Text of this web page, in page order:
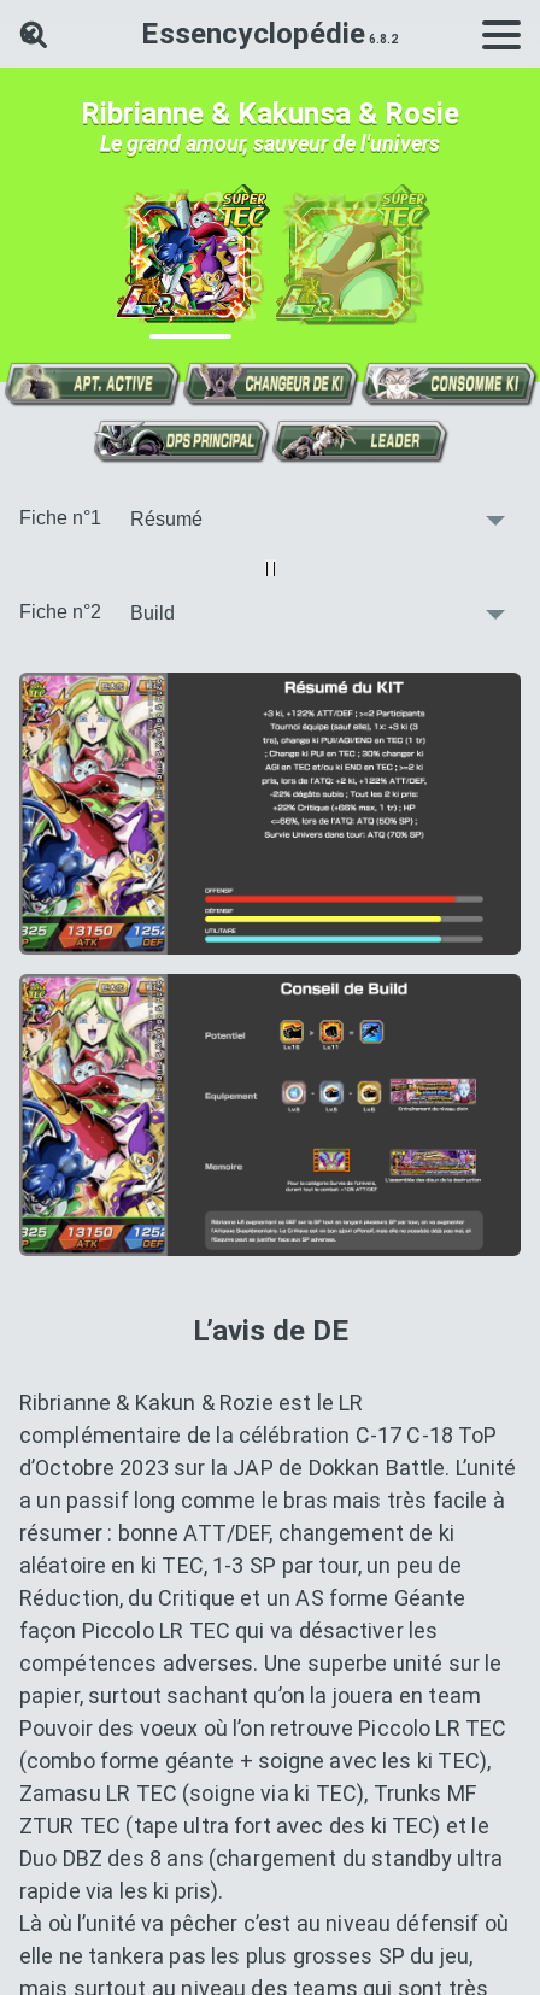
Essencyclopédie
Rechercher une carte Dokkan
Ribrianne & Kakunsa & Rosie
Le grand amour, sauveur de l'univers
Fiche n°1
Vue alternative
Fiche n°2
L’avis de DE
Ribrianne & Kakun & Rozie est le LR
complémentaire de la célébration C-17 C-18 ToP
d’Octobre 2023 sur la JAP de Dokkan Battle. L’unité
a un passif long comme le bras mais très facile à
résumer : bonne ATT/DEF, changement de ki
aléatoire en ki TEC, 1-3 SP par tour, un peu de
Réduction, du Critique et un AS forme Géante
façon Piccolo LR TEC qui va désactiver les
compétences adverses. Une superbe unité sur le
papier, surtout sachant qu’on la jouera en team
Pouvoir des voeux où l’on retrouve Piccolo LR TEC
(combo forme géante + soigne avec les ki TEC),
Zamasu LR TEC (soigne via ki TEC), Trunks MF
ZTUR TEC (tape ultra fort avec des ki TEC) et le
Duo DBZ des 8 ans (chargement du standby ultra
rapide via les ki pris).
Là où l’unité va pêcher c’est au niveau défensif où
elle ne tankera pas les plus grosses SP du jeu,
mais surtout au niveau des teams qui sont très